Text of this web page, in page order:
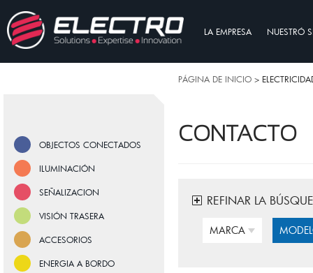
LA EMPRESA NUESTRÓ
PÁGINA DE INICIO >
OBJECTOS CONECTADOS
ILUMINACIÓN
SEÑALIZACION
VISIÓN TRASERA
ACCESORIOS
ENERGIA A BORDO
CONTACTO
REFINAR LA
MARCA